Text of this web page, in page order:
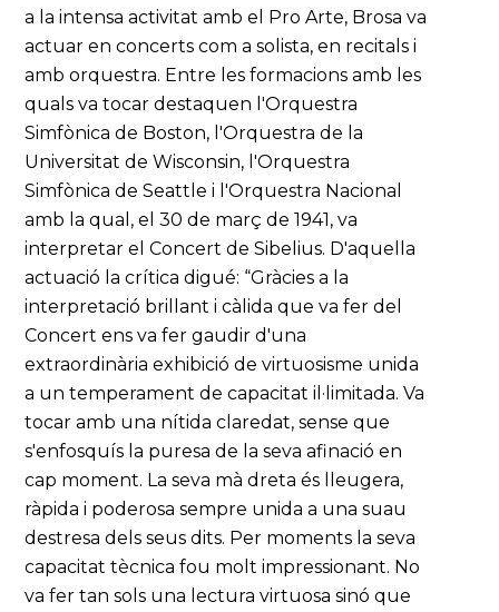
a la intensa activitat amb el Pro Arte, Brosa va
actuar en concerts com a solista, en recitals i
amb orquestra. Entre les formacions amb les
quals va tocar destaquen l'Orquestra
Simfònica de Boston, l'Orquestra de la
Universitat de Wisconsin, l'Orquestra
Simfònica de Seattle i l'Orquestra Nacional
amb la qual, el 30 de març de 1941, va
interpretar el Concert de Sibelius. D'aquella
actuació la crítica digué: “Gràcies a la
interpretació brillant i càlida que va fer del
Concert ens va fer gaudir d'una
extraordinària exhibició de virtuosisme unida
a un temperament de capacitat il·limitada. Va
tocar amb una nítida claredat, sense que
s'enfosquís la puresa de la seva afinació en
cap moment. La seva mà dreta és lleugera,
ràpida i poderosa sempre unida a una suau
destresa dels seus dits. Per moments la seva
capacitat tècnica fou molt impressionant. No
va fer tan sols una lectura virtuosa sinó que